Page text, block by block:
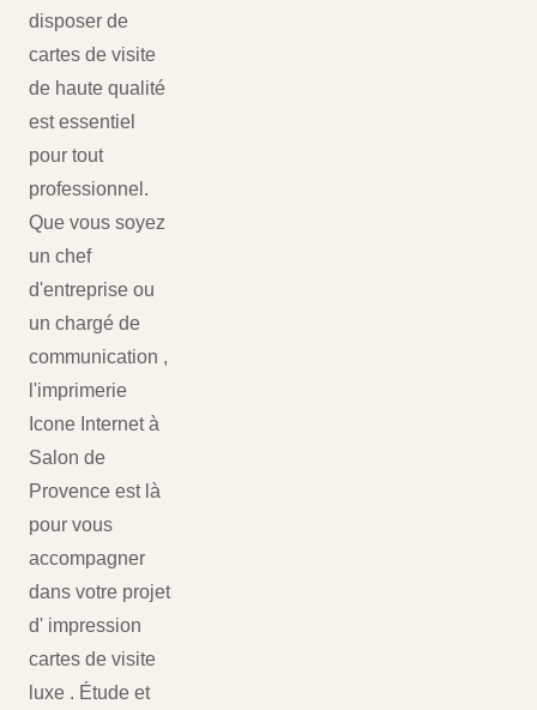
disposer de
cartes de visite
de haute qualité
est essentiel
pour tout
professionnel.
Que vous soyez
un chef
d'entreprise ou
un chargé de
communication ,
l'imprimerie
Icone Internet à
Salon de
Provence est là
pour vous
accompagner
dans votre projet
d' impression
cartes de visite
luxe . Étude et